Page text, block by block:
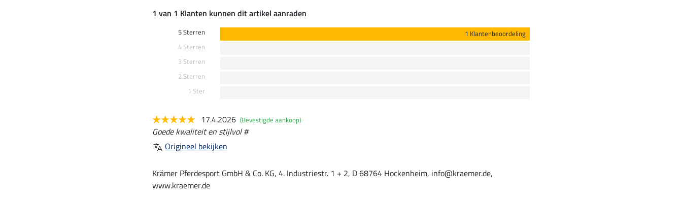
1 van 1 Klanten kunnen dit artikel aanraden
5 Sterren
1 Klantenbeoordeling
4 Sterren
3 Sterren
2 Sterren
1 Ster
17.4.2026 (Bevestigde aankoop)
Goede kwaliteit en stijlvol #
Origineel bekijken
Krämer Pferdesport GmbH & Co. KG, 4. Industriestr. 1 + 2, D 68764 Hockenheim, info@kraemer.de,
www.kraemer.de